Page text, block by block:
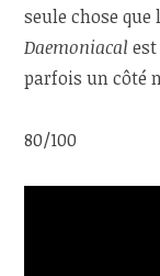
seule chose
Daemoniacal
parfois un côté
80/100